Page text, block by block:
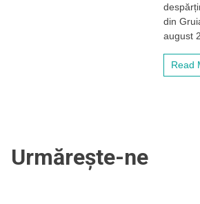
din
august
Read
Urmărește-ne